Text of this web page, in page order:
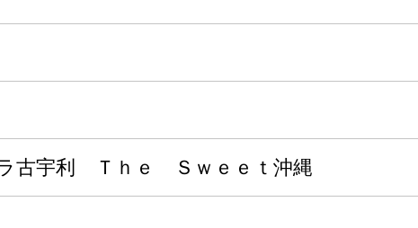
古宇利 Ｔｈｅ Ｓｗｅｅｔ沖縄